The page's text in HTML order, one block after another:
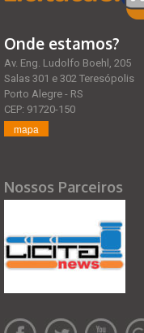
Onde estamos?
Av. Eng. Ludolfo Boehl, 205
Salas 301 e 302 Teresópolis
Porto Alegre - RS
CEP: 91720-150
mapa
Nossos Parceiros